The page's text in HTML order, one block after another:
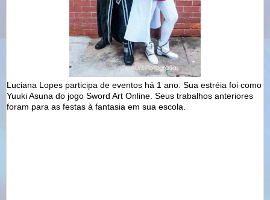
Luciana Lopes participa de eventos há 1 ano. Sua estréia foi como
Yuuki Asuna do jogo Sword Art Online. Seus trabalhos anteriores
foram para as festas à fantasia em sua escola.